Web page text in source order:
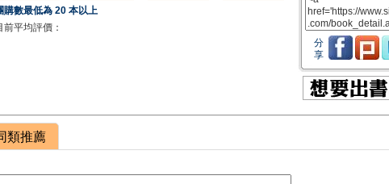
購數最低為 20 本以上
前平均評價：
分
享
類推薦